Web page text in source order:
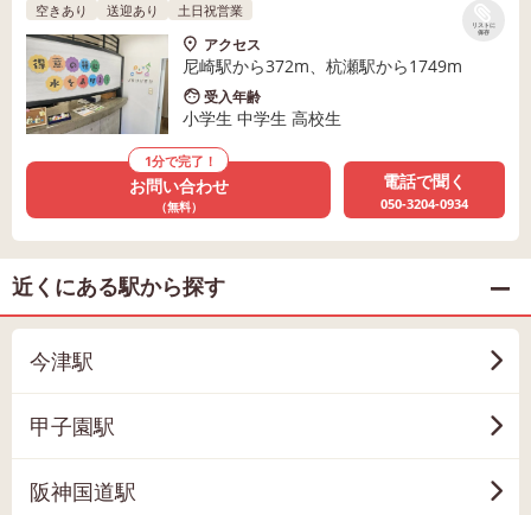
リストに
保存
空きあり 送迎あり 土日祝営業
アクセス
尼崎駅から372m、杭瀬駅から1749m
受入年齢
小学生 中学生 高校生
1分で完了！
お問い合わせ
（無料）
電話で聞く
050-3204-0934
近くにある駅から探す
今津駅
甲子園駅
阪神国道駅